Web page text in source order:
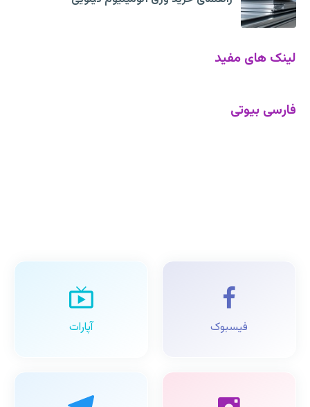
لینک های مفید
فارسی بیوتی
فیسبوک آپارات